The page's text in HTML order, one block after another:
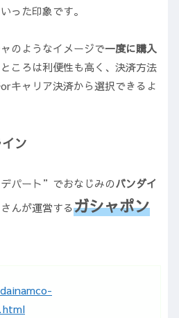
った印象です。
のようなイメージで一度に購入
ところは利便性も高く、決済方法
キャリア決済から選択できるよ
ン
パート”でおなじみのバンダイ
さんが運営するガシャポン